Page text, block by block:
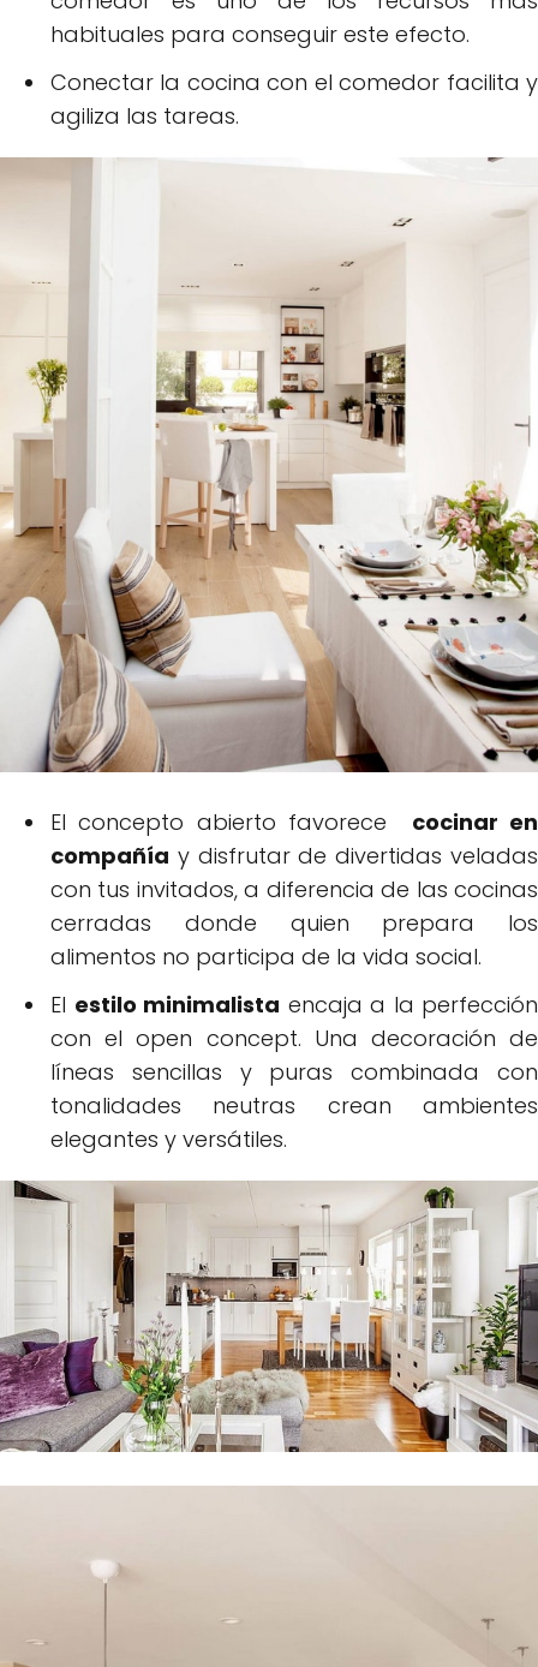
habituales para conseguir este efecto.
Conectar la cocina con el comedor facilita y
agiliza las tareas.
El concepto abierto favorece cocinar en
compañía y disfrutar de divertidas veladas
con tus invitados, a diferencia de las cocinas
cerradas donde quien prepara los
alimentos no participa de la vida social.
El estilo minimalista encaja a la perfección
con el open concept. Una decoración de
líneas sencillas y puras combinada con
tonalidades neutras crean ambientes
elegantes y versátiles.